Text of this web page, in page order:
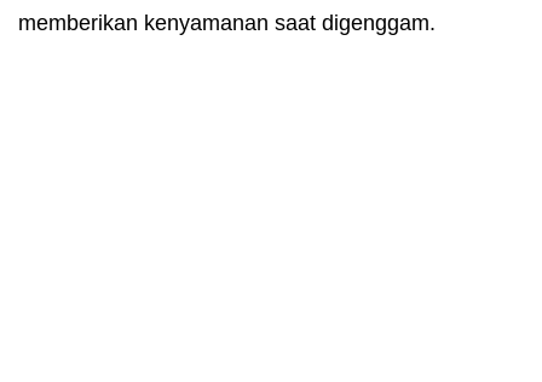
memberikan kenyamanan saat digenggam.